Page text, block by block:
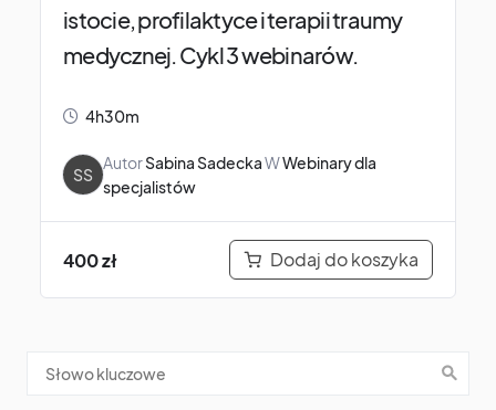
istocie, profilaktyce i terapii traumy
medycznej. Cykl 3 webinarów.
4h30m
SS
AutorSabina SadeckaWWebinary dla
specjalistów
400zł Dodaj do koszyka